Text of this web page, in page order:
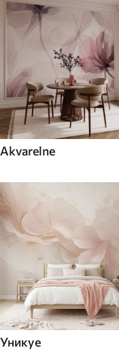
Akvarelne
Уникуе